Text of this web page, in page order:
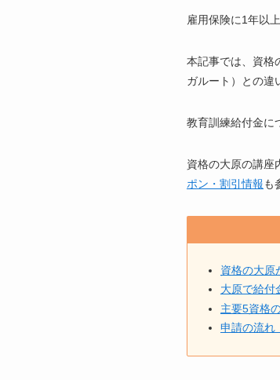
雇用保険に1年以
本記事では、資格
ガルート）との違
教育訓練給付金に
資格の大原の講座
ポン・割引情報も
資格の大原
大原で給付
主要5資格
申請の流れ